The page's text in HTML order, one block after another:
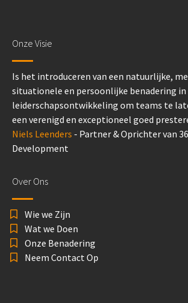
Onze Visie
Is het introduceren van een natuurlijke,
situationele en persoonlijke benadering in
leiderschapsontwikkeling om teams te
een verenigd en exceptioneel goed
Niels Leenders - Partner & Oprichter van
Development
Over Ons
Wie we Zijn
Wat we Doen
Onze Benadering
Neem Contact Op